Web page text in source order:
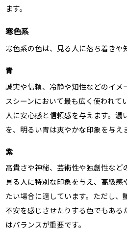
ます。
寒色系
寒色系の色は、見る人に落ち着きや
青
誠実や信頼、冷静や知性などのイメ
スシーンにおいて最も広く使われて
人に安心感と信頼感を与えます。濃
を、明るい青は爽やかな印象を与え
紫
高貴さや神秘、芸術性や独創性など
見る人に特別な印象を与え、高級感
たい場合に適しています。ただし、
不安を感じさせたりする色でもある
はバランスが重要です。